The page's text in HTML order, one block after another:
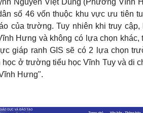
Nguyễn Việt Dũng (Phường Vĩnh
số 46 vốn thuộc khu vực ưu tiên
của trường. Tuy nhiên khi truy
Hưng và không có lựa chọn
giáp ranh GIS sẽ có 2 lựa chọn
học ở trường tiểu học Vĩnh Tuy và di
Hưng".